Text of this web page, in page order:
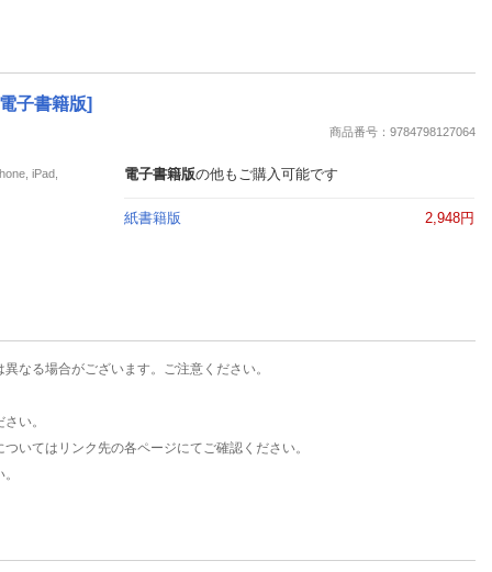
推し楽
子書籍版]
商品番号：9784798127064
iPad,
電子書籍版の他もご購入可能です
紙書籍版 2,948円
なる場合がございます。ご注意ください。
い。
いてはリンク先の各ページにてご確認ください。